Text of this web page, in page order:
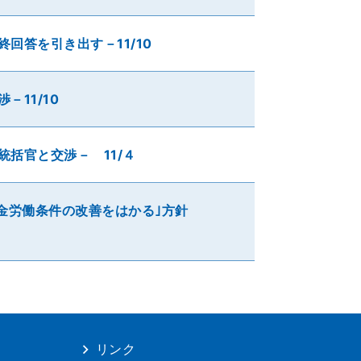
回答を引き出す－11/10
－11/10
括官と交渉－ 11/４
労働条件の改善をはかる｣方針
リンク